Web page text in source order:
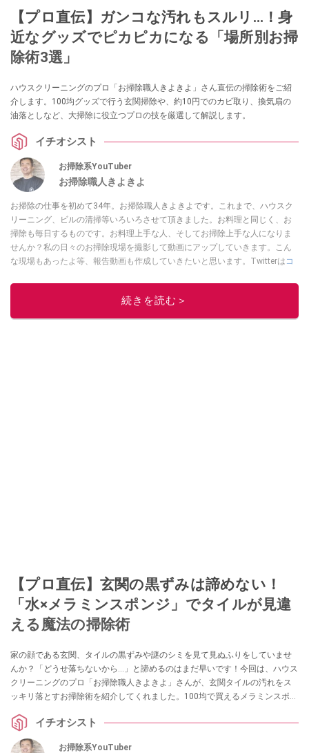
【プロ直伝】ガンコな汚れもスルリ…！身
近なグッズでピカピカになる「場所別お掃
除術3選」
ハウスクリーニングのプロ「お掃除職人きよきよ」さん直伝の掃除術をご紹
介します。100均グッズで行う玄関掃除や、約10円でのカビ取り、換気扇の
油落としなど、大掃除に役立つプロの技を厳選して解説します。
イチオシスト
お掃除系YouTuber
お掃除職人きよきよ
お掃除の仕事を初めて34年。お掃除職人きよきよです。これまで、ハウスク
リーニング、ビルの清掃等いろいろさせて頂きました。お料理と同じく、お
掃除も毎日するものです。お料理上手な人、そしてお掃除上手な人になりま
せんか？私の日々のお掃除現場を撮影して動画にアップしていきます。こん
な現場もあったよ等、報告動画も作成していきたいと思います。Twitterは コ
このイチオシストの他の記事を読む
続きを読む＞
【プロ直伝】玄関の黒ずみは諦めない！
「水×メラミンスポンジ」でタイルが見違
える魔法の掃除術
家の顔である玄関、タイルの黒ずみや謎のシミを見て見ぬふりをしていませ
んか？「どうせ落ちないから…」と諦めるのはまだ早いです！今回は、ハウス
クリーニングのプロ「お掃除職人きよきよ」さんが、玄関タイルの汚れをス
ッキリ落とすお掃除術を紹介してくれました。100均で買えるメラミンスポン
で、玄関をピカピカにするヒントが満載です！
イチオシスト
お掃除系YouTuber